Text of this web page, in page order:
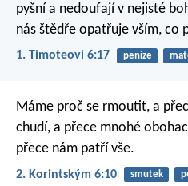
pyšní a nedoufají v nejisté
nás štědře opatřuje vším, co
1. Timoteovi 6:17 peníze
Máme proč se rmoutit, a
chudí, a přece mnohé
přece nám patří vše.
2. Korintským 6:10 smutek